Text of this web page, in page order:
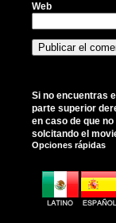
Web
Si no encuentras
parte superior
en caso de que
solcitando el
Opciones rápidas